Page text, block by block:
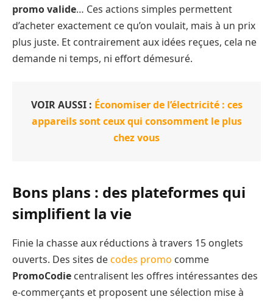
promo valide… Ces actions simples permettent
d’acheter exactement ce qu’on voulait, mais à un prix
plus juste. Et contrairement aux idées reçues, cela ne
demande ni temps, ni effort démesuré.
VOIR AUSSI : Économiser de l’électricité : ces
appareils sont ceux qui consomment le plus
chez vous
Bons plans : des plateformes qui
simplifient la vie
Finie la chasse aux réductions à travers 15 onglets
ouverts. Des sites decodes promo comme
PromoCodie centralisent les offres intéressantes des
e-commerçants et proposent une sélection mise à